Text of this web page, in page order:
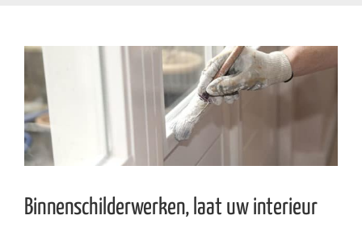
Binnenschilderwerken, laat uw interieur